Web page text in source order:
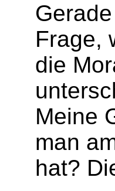
Frage,
die
Meine
man
hat?